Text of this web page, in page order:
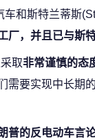
车和斯特兰蒂斯
厂，并且已与斯
取非常谨慎的态
需要实现中长期
普的反电动车言